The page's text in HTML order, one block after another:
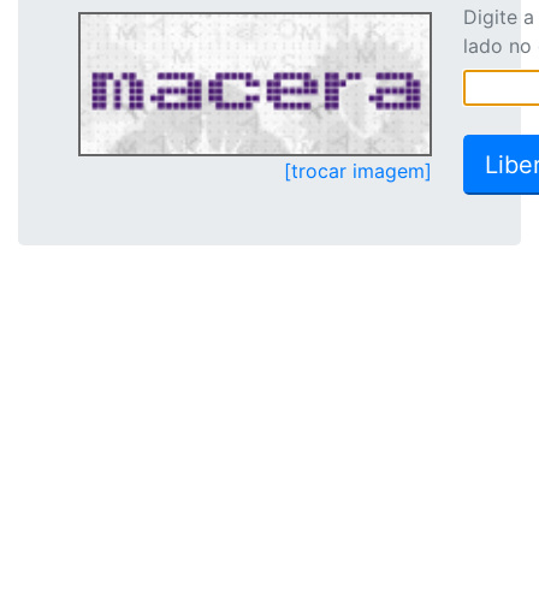
[trocar imagem]
Digite
lado no